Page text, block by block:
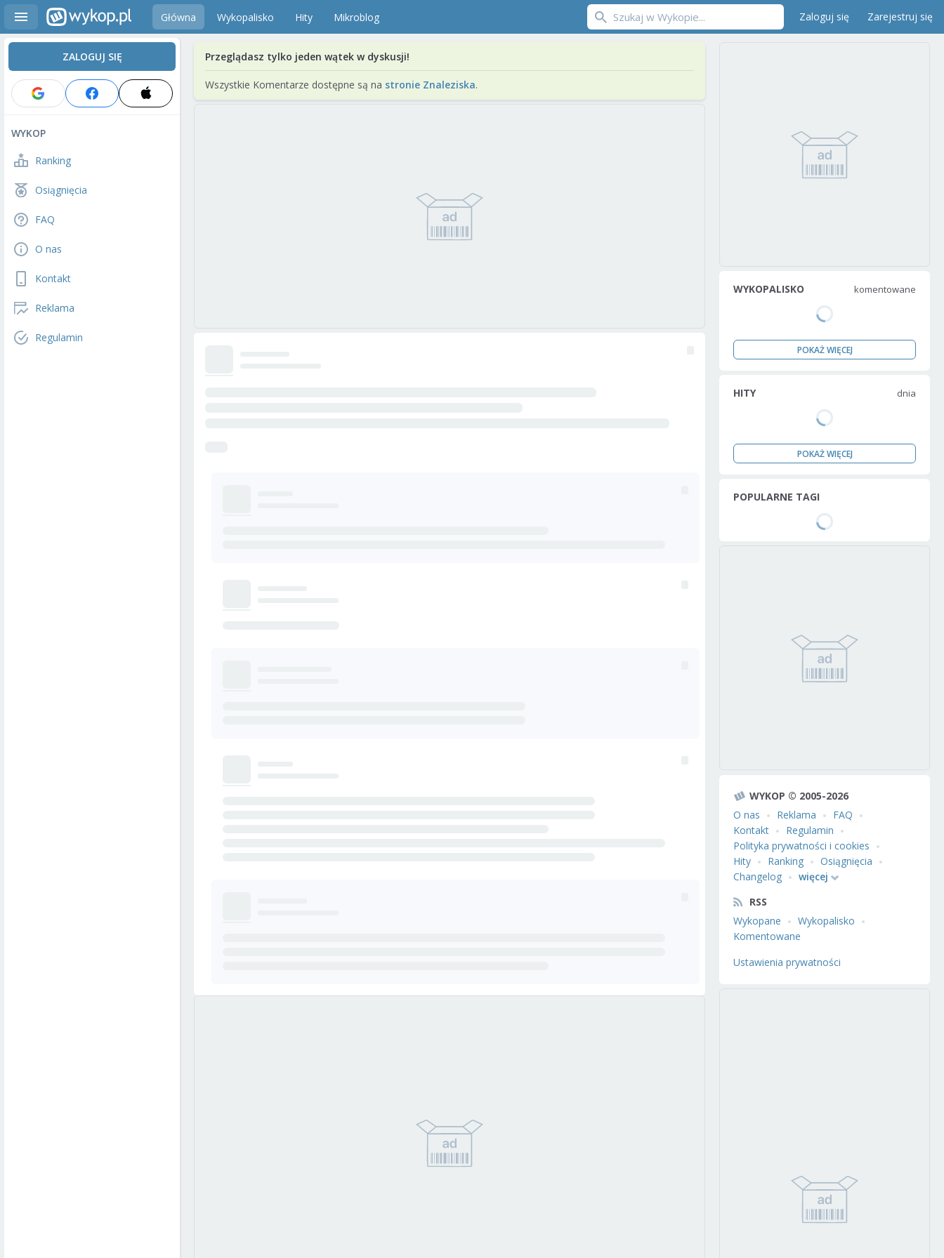
Główna Wykopalisko Hity Mikroblog Zaloguj się Zarejestruj się
ZALOGUJ SIĘ
WYKOP
Ranking
Osiągnięcia
FAQ
O nas
Kontakt
Reklama
Regulamin
Przeglądasz tylko jeden wątek w dyskusji!
Wszystkie Komentarze dostępne są na stronie Znaleziska.
WYKOPALISKO komentowane
POKAŻ WIĘCEJ
HITY dnia
POKAŻ WIĘCEJ
POPULARNE TAGI
WYKOP © 2005-2026
O nas
Reklama
FAQ
Kontakt
Regulamin
Polityka prywatności i cookies
Hity
Ranking
Osiągnięcia
Changelog
więcej
RSS
Wykopane
Wykopalisko
Komentowane
Ustawienia prywatności